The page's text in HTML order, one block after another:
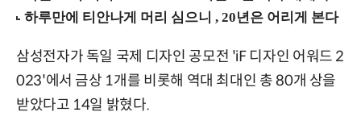
삼성전자가 독일 국제 디자인 공모전 'iF 디자인 어워드 2
023'에서 금상 1개를 비롯해 역대 최대인 총 80개 상을
받았다고 14일 밝혔다.